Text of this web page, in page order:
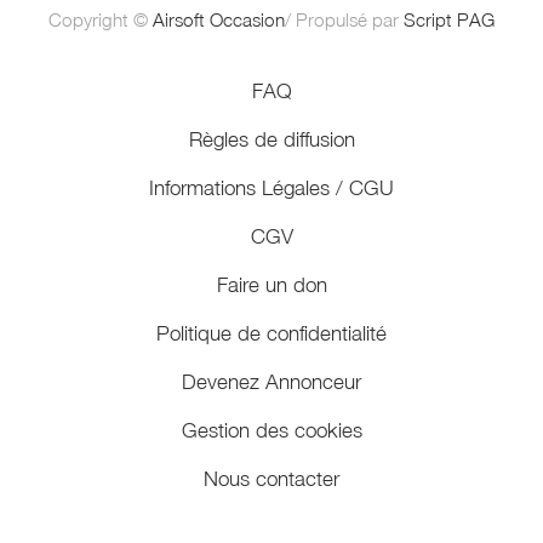
Copyright © Airsoft Occasion/ Propulsé par Script PAG
FAQ
Règles de diffusion
Informations Légales / CGU
CGV
Faire un don
Politique de confidentialité
Devenez Annonceur
Gestion des cookies
Nous contacter